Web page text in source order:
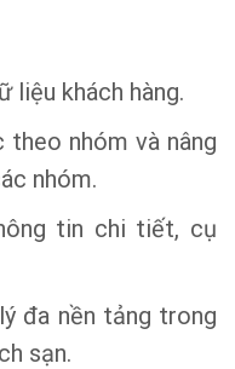
liệu khách hàng.
nhóm và nâng
nhóm.
tin chi tiết, cụ
đa nền tảng trong
sạn.